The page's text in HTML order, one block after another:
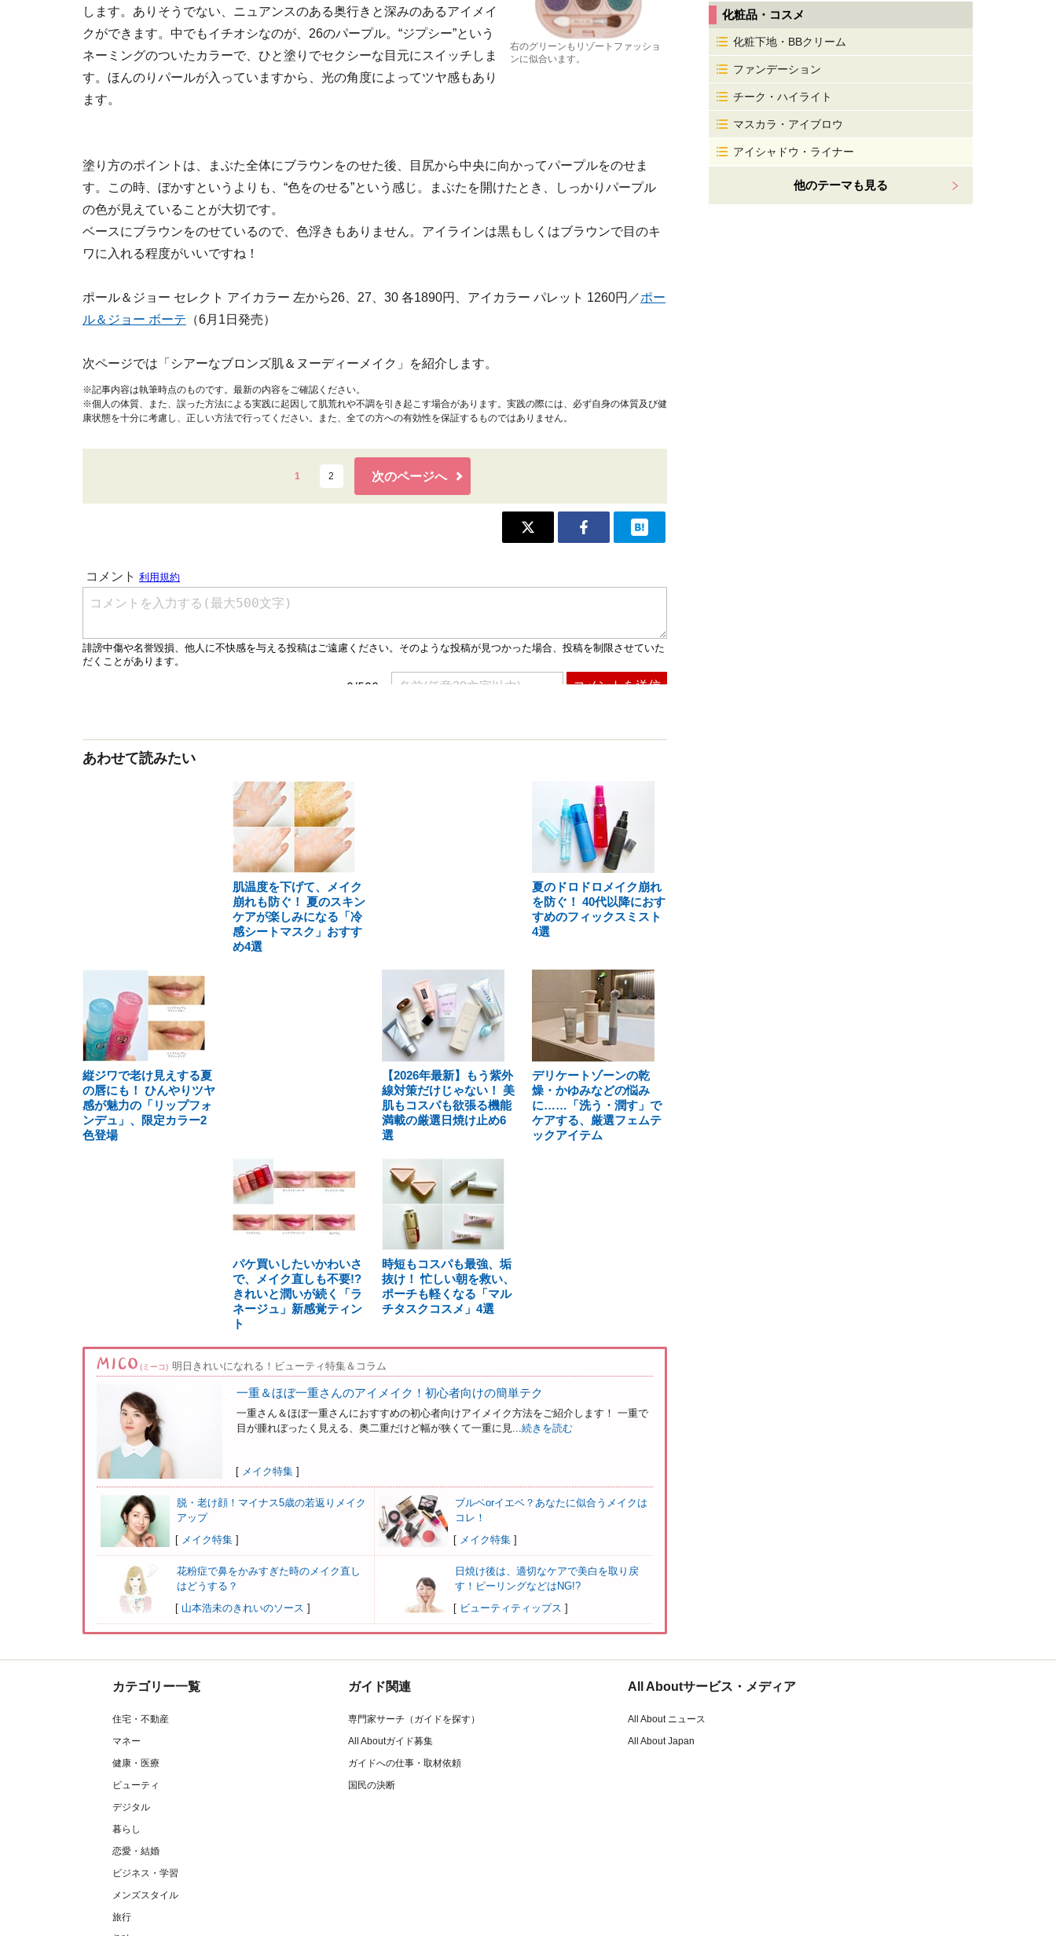
右のグリーンもリゾートファッショ
ンに似合います。
します。ありそうでない、ニュアンスのある奥行きと深みのあるアイメイ
クができます。中でもイチオシなのが、26のパープル。“ジプシー”という
ネーミングのついたカラーで、ひと塗りでセクシーな目元にスイッチしま
す。ほんのりパールが入っていますから、光の角度によってツヤ感もあり
ます。
塗り方のポイントは、まぶた全体にブラウンをのせた後、目尻から中央に向かってパープルをのせま
す。この時、ぼかすというよりも、“色をのせる”という感じ。まぶたを開けたとき、しっかりパープル
の色が見えていることが大切です。
ベースにブラウンをのせているので、色浮きもありません。アイラインは黒もしくはブラウンで目のキ
ワに入れる程度がいいですね！
ポール＆ジョー セレクト アイカラー 左から26、27、30 各1890円、アイカラー パレット 1260円／ポー
ル＆ジョー ボーテ （6月1日発売）
次ページでは「シアーなブロンズ肌＆ヌーディーメイク」を紹介します。
※記事内容は執筆時点のものです。最新の内容をご確認ください。
※個人の体質、また、誤った方法による実践に起因して肌荒れや不調を引き起こす場合があります。実践の際には、必ず自身の体質及び健
康状態を十分に考慮し、正しい方法で行ってください。また、全ての方への有効性を保証するものではありません。
1 2 次のページへ
あわせて読みたい
肌温度を下げて、メイク
崩れも防ぐ！ 夏のスキン
ケアが楽しみになる「冷
感シートマスク」おすす
め4選
夏のドロドロメイク崩れ
を防ぐ！ 40代以降におす
すめのフィックスミスト
4選
縦ジワで老け見えする夏
の唇にも！ ひんやりツヤ
感が魅力の「リップフォ
ンデュ」、限定カラー2
色登場
【2026年最新】もう紫外
線対策だけじゃない！ 美
肌もコスパも欲張る機能
満載の厳選日焼け止め6
選
デリケートゾーンの乾
燥・かゆみなどの悩み
に……「洗う・潤す」で
ケアする、厳選フェムテ
ックアイテム
パケ買いしたいかわいさ
で、メイク直しも不要!?
きれいと潤いが続く「ラ
ネージュ」新感覚ティン
ト
時短もコスパも最強、垢
抜け！ 忙しい朝を救い、
ポーチも軽くなる「マル
チタスクコスメ」4選
(ミーコ) 明日きれいになれる！ビューティ特集＆コラム
一重＆ほぼ一重さんのアイメイク！初心者向けの簡単テク
一重さん＆ほぼ一重さんにおすすめの初心者向けアイメイク方法をご紹介します！ 一重で
目が腫れぼったく見える、奥二重だけど幅が狭くて一重に見...続きを読む
[ メイク特集 ]
脱・老け顔！マイナス5歳の若返りメイク
アップ
[ メイク特集 ]
ブルベorイエベ？あなたに似合うメイクは
コレ！
[ メイク特集 ]
花粉症で鼻をかみすぎた時のメイク直し
はどうする？
[ 山本浩未のきれいのソース ]
日焼け後は、適切なケアで美白を取り戻
す！ピーリングなどはNG!?
[ ビューティティップス ]
化粧品・コスメ
化粧下地・BBクリーム
ファンデーション
チーク・ハイライト
マスカラ・アイブロウ
アイシャドウ・ライナー
他のテーマも見る
カテゴリー一覧
住宅・不動産
マネー
健康・医療
ビューティ
デジタル
暮らし
恋愛・結婚
ビジネス・学習
メンズスタイル
旅行
ガイド関連
専門家サーチ（ガイドを探す）
All Aboutガイド募集
ガイドへの仕事・取材依頼
国民の決断
All Aboutサービス・メディア
All About ニュース
All About Japan